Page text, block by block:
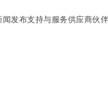
闻发布支持与服务供应商伙伴